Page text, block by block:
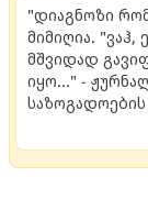
"დიაგნოზი
მიმიღია. "ვაჰ,
მშვიდად
იყო..." -